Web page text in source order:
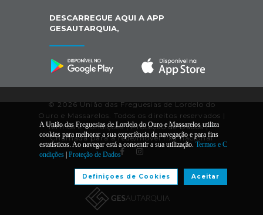
DESCARREGUE AQUI A APP
GESAUTARQUIA,
© 2026 União das Freguesias de Lordelo do
Ouro e Massarelos. Todos os direitos reservados |
Termos e Condições|Proteção de Dados|*
Chamada para a rede/móvel fixa nacional
Desenvolvido por:
A União das Freguesias de Lordelo do Ouro e Massarelos utiliza
cookies para melhorar a sua experiência de navegação e para fins
estatísticos. Ao navegar está a consentir a sua utilização. Termos e C
ondições| Proteção de Dados
Aceitar
Definiçoes de Cookies